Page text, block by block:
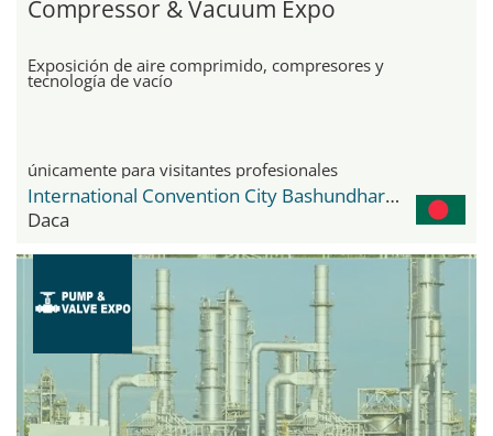
Compressor & Vacuum Expo
Exposición de aire comprimido, compresores y
tecnología de vacío
únicamente para visitantes profesionales
International Convention City Bashundhara - ICCB
Daca